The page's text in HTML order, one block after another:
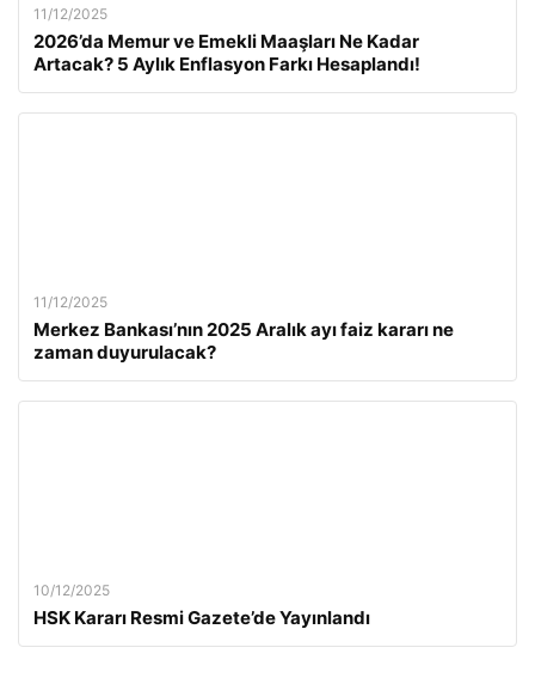
11/12/2025
2026’da Memur ve Emekli Maaşları Ne Kadar
Artacak? 5 Aylık Enflasyon Farkı Hesaplandı!
11/12/2025
Merkez Bankası’nın 2025 Aralık ayı faiz kararı ne
zaman duyurulacak?
10/12/2025
HSK Kararı Resmi Gazete’de Yayınlandı